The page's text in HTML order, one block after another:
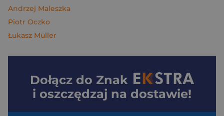
Andrzej Maleszka
Piotr Oczko
Łukasz Müller
Dołącz do Znak
i oszczędzaj na dostawie!